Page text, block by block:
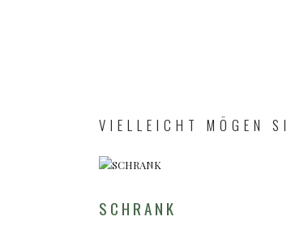
VIELLEICHT MÖGEN
SCHRANK